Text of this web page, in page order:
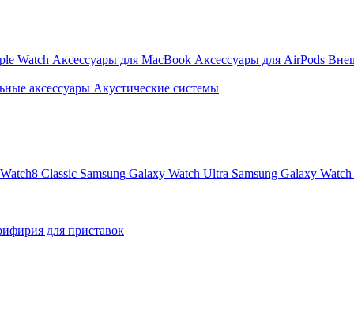
Watch Аксессуары для MacBook Аксессуары для AirPods
аксессуары Акустические системы
Classic Samsung Galaxy Watch Ultra Samsung Galaxy
для приставок